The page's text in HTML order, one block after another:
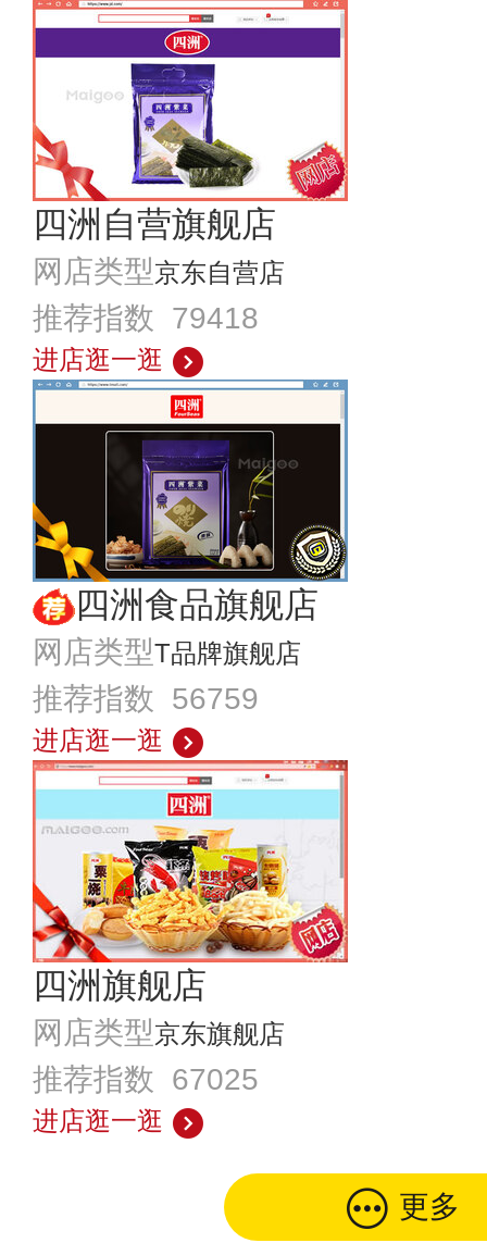
四洲自营旗舰店
网店类型京东自营店
推荐指数 79418
进店逛一逛
四洲食品旗舰店
网店类型T品牌旗舰店
推荐指数 56759
进店逛一逛
四洲旗舰店
网店类型京东旗舰店
推荐指数 67025
进店逛一逛
更多